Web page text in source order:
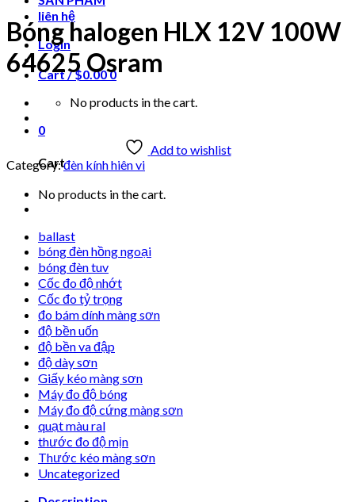
liên hệ
Login
Cart /$0.000
No products in the cart.
0
Cart
No products in the cart.
Bóng halogen HLX 12V 100W
64625 Osram
Add to wishlist
Category:đèn kính hiên vi
ballast
bóng đèn hồng ngoại
bóng đèn tuv
Cốc đo độ nhớt
Cốc đo tỷ trọng
đo bám dính màng sơn
độ bền uốn
độ bền va đập
độ dày sơn
Giấy kéo màng sơn
Máy đo độ bóng
Máy đo độ cứng màng sơn
quạt màu ral
thước đo độ mịn
Thước kéo màng sơn
Uncategorized